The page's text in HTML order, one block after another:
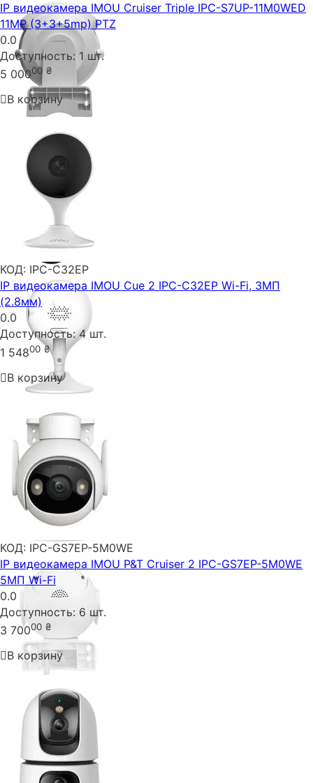
IP видеокамера IMOU Cruiser Triple IPC-S7UP-11M0WED
11MP (3+3+5mp) PTZ
0.0
Доступность: 1 шт.
5 00000 ₴
В корзину
КОД: IPC-C32EP
IP видеокамера IMOU Cue 2 IPC-C32EP Wi-Fi, 3МП
(2.8мм)
0.0
Доступность: 4 шт.
1 54800 ₴
В корзину
КОД: IPC-GS7EP-5M0WE
IP видеокамера IMOU P&T Cruiser 2 IPC-GS7EP-5M0WE
5МП Wi-Fi
0.0
Доступность: 6 шт.
3 70000 ₴
В корзину